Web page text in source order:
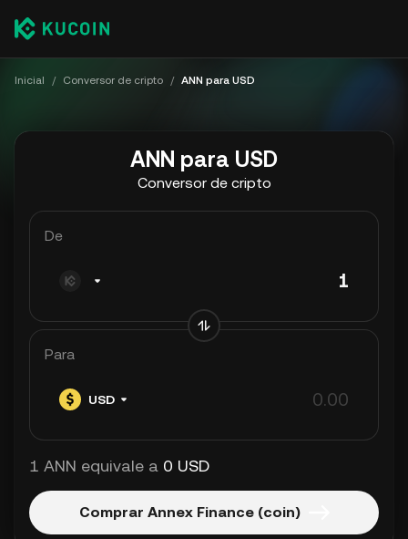
Inicial / Conversor de cripto / ANN para USD
ANN para USD
Conversor de cripto
De
Para
USD
1 ANN equivale a 0 USD
Comprar Annex Finance (coin)